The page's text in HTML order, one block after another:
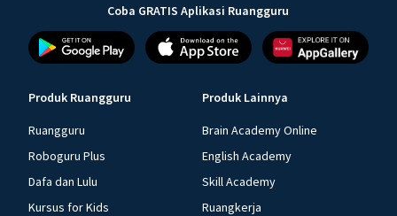
Coba GRATIS Aplikasi Ruangguru
Produk Ruangguru
Ruangguru
Roboguru Plus
Dafa dan Lulu
Kursus for Kids
Produk Lainnya
Brain Academy Online
English Academy
Skill Academy
Ruangkerja